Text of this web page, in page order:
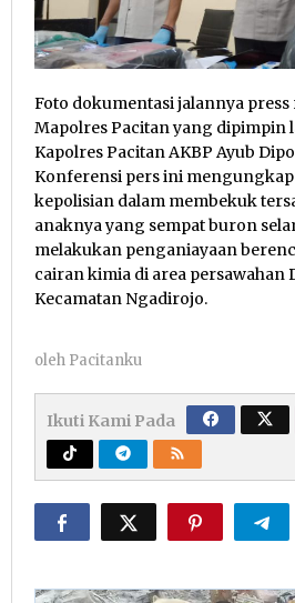
Foto dokumentasi jalannya press
Mapolres Pacitan yang dipimpin
Kapolres Pacitan AKBP Ayub
Konferensi pers ini
kepolisian dalam membekuk
anaknya yang sempat buron
melakukan penganiayaan
cairan kimia di area persawahan
Kecamatan Ngadirojo.
oleh Pacitanku
Ikuti Kami Pada